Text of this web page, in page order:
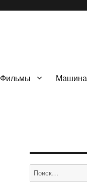
Фильмы Машина
Искать: